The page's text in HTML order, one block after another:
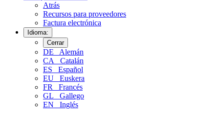
Atrás
Recursos para proveedores
Factura electrónica
Idioma:
Cerrar
DE
Alemán
CA
Catalán
ES
Español
EU
Euskera
FR
Francés
GL
Gallego
EN
Inglés